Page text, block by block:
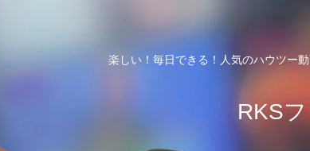
楽しい！毎日できる！人気のハウツー
RKS